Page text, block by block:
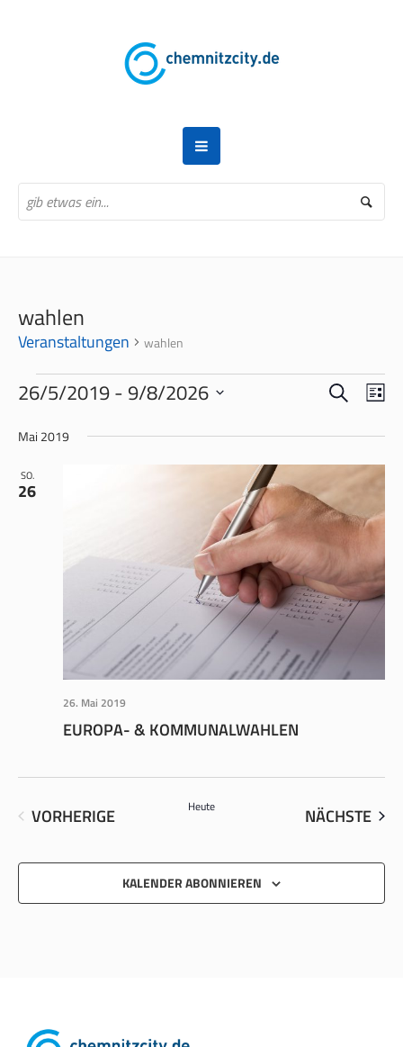
wahlen
Veranstaltungen wahlen
VERANSTALTUNGEN
UND
SUCHE
26/5/2019 - 9/8/2026
wählen.
Mai 2019
SO.
26
EUROPA- & KOMMUNALWAHLEN
26. Mai 2019
VORHERIGEVERANSTALTUNGEN
Heute NÄCHSTE
KALENDER ABONNIEREN